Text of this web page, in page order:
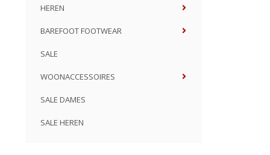
HEREN
BAREFOOT FOOTWEAR
SALE
WOONACCESSOIRES
SALE DAMES
SALE HEREN